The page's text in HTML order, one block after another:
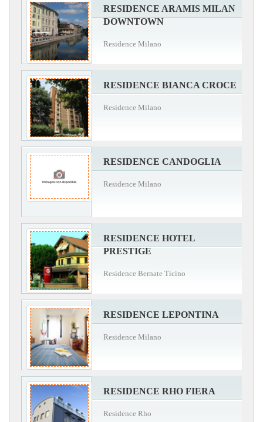
RESIDENCE ARAMIS MILAN
DOWNTOWN
Residence Milano
RESIDENCE BIANCA CROCE
Residence Milano
RESIDENCE CANDOGLIA
Residence Milano
RESIDENCE HOTEL
PRESTIGE
Residence Bernate Ticino
RESIDENCE LEPONTINA
Residence Milano
RESIDENCE RHO FIERA
Residence Rho